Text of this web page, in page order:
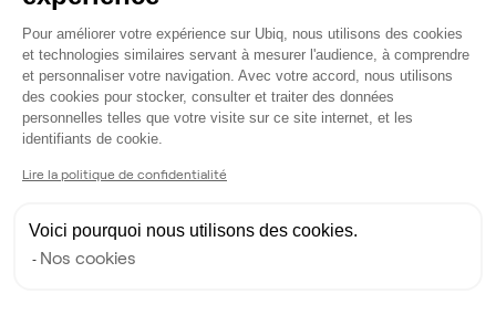
9 490 €
Dispo
Bureau privé• 1er étage
15postes • 60 m²
Dispo
Plateforme de Gestion du
Pour améliorer votre expérience sur Ubiq, nous utilisons des cookies
et technologies similaires servant à mesurer l'audience, à comprendre
et personnaliser votre navigation. Avec votre accord, nous utilisons
des cookies pour stocker, consulter et traiter des données
personnelles telles que votre visite sur ce site internet, et les
identifiants de cookie.
Lire la politique de confidentialité
Voici pourquoi nous utilisons des cookies.
Nos cookies